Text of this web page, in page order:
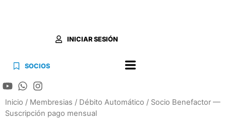
SOCIOS
INICIAR SESIÓN
Inicio / Membresias / Débito Automático / Socio Benefactor —
Suscripción pago mensual